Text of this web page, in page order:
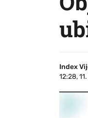
Index
12:28,